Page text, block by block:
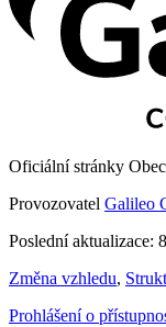
Oficiální stránky
Provozovatel Galileo
Poslední aktualizace:
Změna vzhledu,
Prohlášení o